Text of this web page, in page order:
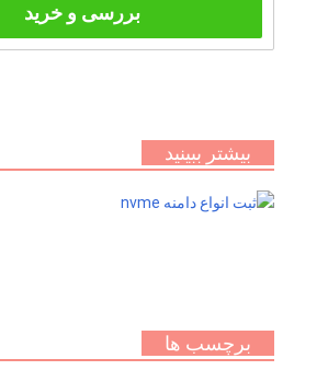
بررسی و خرید
بیشتر ببینید
برچسب ها